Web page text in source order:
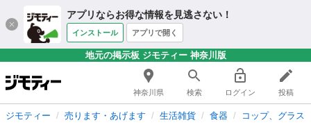
アプリならお得な情報を見逃さない！
インストール アプリで開く
地元の掲示板 ジモティー 神奈川版
神奈川県 検索 ログイン 投稿
ジモティー 売ります・あげます 生活雑貨 食器 コップ、グラス